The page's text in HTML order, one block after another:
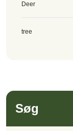
Deer
tree
Søg